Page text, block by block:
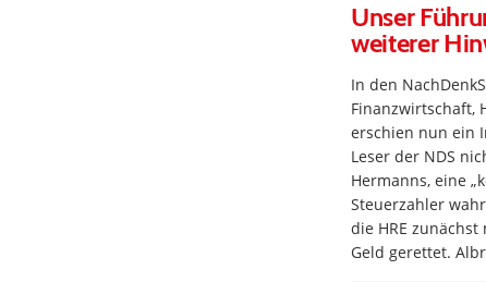
Unser
weiterer
In den
Finanzwirtschaft,
erschien nun ein
Leser der NDS
Hermanns, eine
Steuerzahler
die HRE
Geld gerettet.